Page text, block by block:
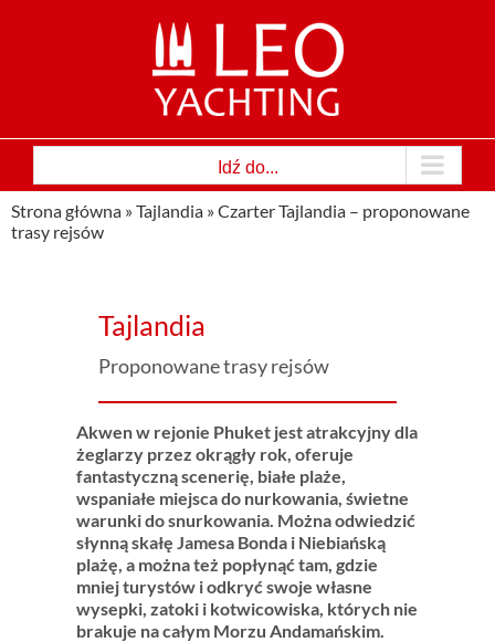
Idź do...
Strona główna »Tajlandia »Czarter Tajlandia – proponowane
trasy rejsów
Tajlandia
Proponowane trasy rejsów
Akwen w rejonie Phuket jest atrakcyjny dla
żeglarzy przez okrągły rok, oferuje
fantastyczną scenerię, białe plaże,
wspaniałe miejsca do nurkowania, świetne
warunki do snurkowania. Można odwiedzić
słynną skałę Jamesa Bonda i Niebiańską
plażę, a można też popłynąć tam, gdzie
mniej turystów i odkryć swoje własne
wysepki, zatoki i kotwicowiska, których nie
brakuje na całym Morzu Andamańskim.